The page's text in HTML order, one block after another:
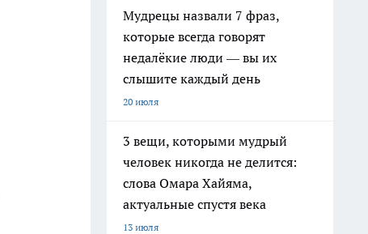
Мудрецы назвали 7 фраз,
которые всегда говорят
недалёкие люди — вы их
слышите каждый день
20 июля
3 вещи, которыми мудрый
человек никогда не делится:
слова Омара Хайяма,
актуальные спустя века
13 июля